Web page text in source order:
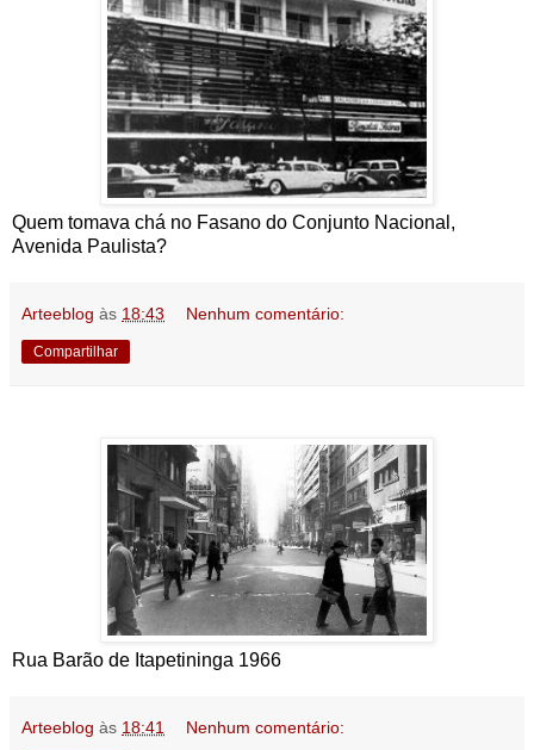
Quem tomava chá no Fasano do Conjunto Nacional,
Avenida Paulista?
Arteeblog às 18:43 Nenhum comentário:
Compartilhar
Rua Barão de Itapetininga 1966
Arteeblog às 18:41 Nenhum comentário: